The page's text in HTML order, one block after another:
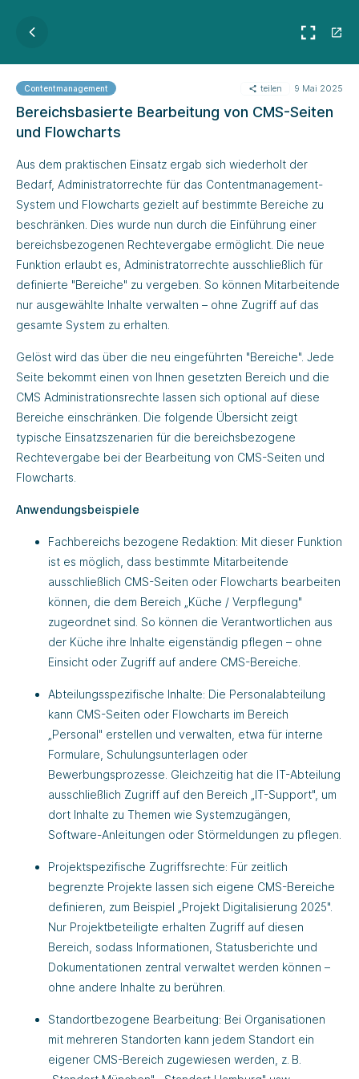
Contentmanagement teilen 9 Mai 2025
Bereichsbasierte Bearbeitung von CMS-Seiten
und Flowcharts
Aus dem praktischen Einsatz ergab sich wiederholt der
Bedarf, Administratorrechte für das Contentmanagement-
System und Flowcharts gezielt auf bestimmte Bereiche zu
beschränken. Dies wurde nun durch die Einführung einer
bereichsbezogenen Rechtevergabe ermöglicht. Die neue
Funktion erlaubt es, Administratorrechte ausschließlich für
definierte "Bereiche" zu vergeben. So können Mitarbeitende
nur ausgewählte Inhalte verwalten – ohne Zugriff auf das
gesamte System zu erhalten.
Gelöst wird das über die neu eingeführten "Bereiche". Jede
Seite bekommt einen von Ihnen gesetzten Bereich und die
CMS Administrationsrechte lassen sich optional auf diese
Bereiche einschränken. Die folgende Übersicht zeigt
typische Einsatzszenarien für die bereichsbezogene
Rechtevergabe bei der Bearbeitung von CMS-Seiten und
Flowcharts.
Anwendungsbeispiele
Fachbereichs bezogene Redaktion: Mit dieser Funktion
ist es möglich, dass bestimmte Mitarbeitende
ausschließlich CMS-Seiten oder Flowcharts bearbeiten
können, die dem Bereich „Küche / Verpflegung"
zugeordnet sind. So können die Verantwortlichen aus
der Küche ihre Inhalte eigenständig pflegen – ohne
Einsicht oder Zugriff auf andere CMS-Bereiche.
Abteilungsspezifische Inhalte: Die Personalabteilung
kann CMS-Seiten oder Flowcharts im Bereich
„Personal" erstellen und verwalten, etwa für interne
Formulare, Schulungsunterlagen oder
Bewerbungsprozesse. Gleichzeitig hat die IT-Abteilung
ausschließlich Zugriff auf den Bereich „IT-Support", um
dort Inhalte zu Themen wie Systemzugängen,
Software-Anleitungen oder Störmeldungen zu pflegen.
Projektspezifische Zugriffsrechte: Für zeitlich
begrenzte Projekte lassen sich eigene CMS-Bereiche
definieren, zum Beispiel „Projekt Digitalisierung 2025".
Nur Projektbeteiligte erhalten Zugriff auf diesen
Bereich, sodass Informationen, Statusberichte und
Dokumentationen zentral verwaltet werden können –
ohne andere Inhalte zu berühren.
Standortbezogene Bearbeitung: Bei Organisationen
mit mehreren Standorten kann jedem Standort ein
eigener CMS-Bereich zugewiesen werden, z. B.